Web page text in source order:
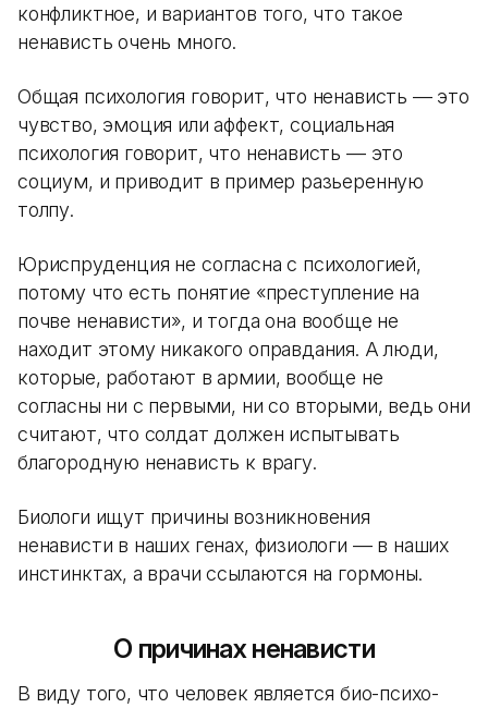
конфликтное, и вариантов того, что такое
ненависть очень много.
Общая психология говорит, что ненависть — это
чувство, эмоция или аффект, социальная
психология говорит, что ненависть — это
социум, и приводит в пример разьеренную
толпу.
Юриспруденция не согласна с психологией,
потому что есть понятие «преступление на
почве ненависти», и тогда она вообще не
находит этому никакого оправдания. А люди,
которые, работают в армии, вообще не
согласны ни с первыми, ни со вторыми, ведь они
считают, что солдат должен испытывать
благородную ненависть к врагу.
Биологи ищут причины возникновения
ненависти в наших генах, физиологи — в наших
инстинктах, а врачи ссылаются на гормоны.
О причинах ненависти
В виду того, что человек является био-психо-